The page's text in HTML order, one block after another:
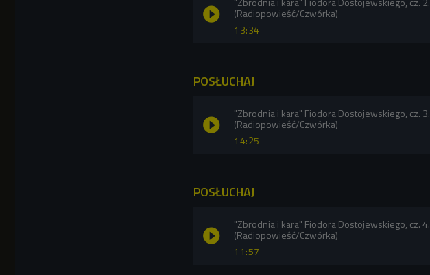
13:34
(Radiopowieść/Czwórka)
POSŁUCHAJ
14:25
"Zbrodnia i kara" Fiodora Dostojewskiego, cz. 3.
(Radiopowieść/Czwórka)
POSŁUCHAJ
11:57
"Zbrodnia i kara" Fiodora Dostojewskiego, cz. 4.
(Radiopowieść/Czwórka)